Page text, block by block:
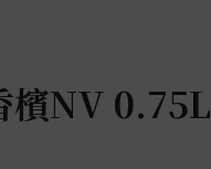
檳NV 0.75L